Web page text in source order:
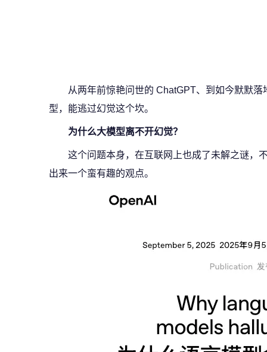
从两年前惊艳问世的 ChatGPT、到如今默默
型，能逃过幻觉这个坎。
为什么大模型离不开幻觉？
这个问题本身，在互联网上也成了未解之谜，
出来一个蛮有趣的观点。